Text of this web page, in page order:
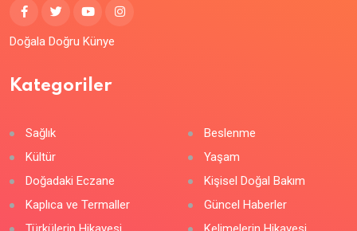
Doğala Doğru Künye
Kategoriler
Sağlık
Beslenme
Kültür
Yaşam
Doğadaki Eczane
Kişisel Doğal Bakım
Kaplıca ve Termaller
Güncel Haberler